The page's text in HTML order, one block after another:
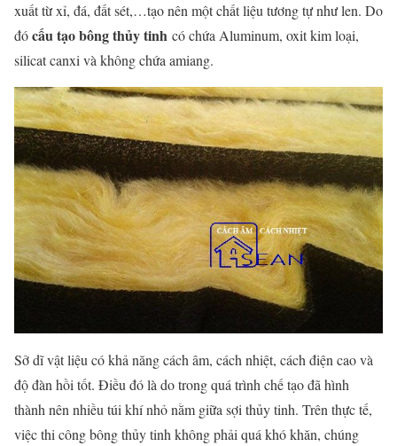
xuất từ xỉ, đá, đất sét,…tạo nên một chất liệu tương tự như len. Do
đócấu tạo bông thủy tinh có chứa Aluminum, oxit kim loại,
silicat canxi và không chứa amiang.
Sở dĩ vật liệu có khả năng cách âm, cách nhiệt, cách điện cao và
độ đàn hồi tốt. Điều đó là do trong quá trình chế tạo đã hình
thành nên nhiều túi khí nhỏ nằm giữa sợi thủy tinh. Trên thực tế,
việc thi công bông thủy tinh không phải quá khó khăn, chúng